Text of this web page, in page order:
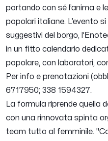
portando con sé l’anima e
popolari italiane. L’evento
suggestivi del borgo,
in un fitto calendario
popolare, con laboratori,
Per info e prenotazioni
6717950; 338 1594327.
La formula riprende quella
con una rinnovata spinta
team tutto al femminile.